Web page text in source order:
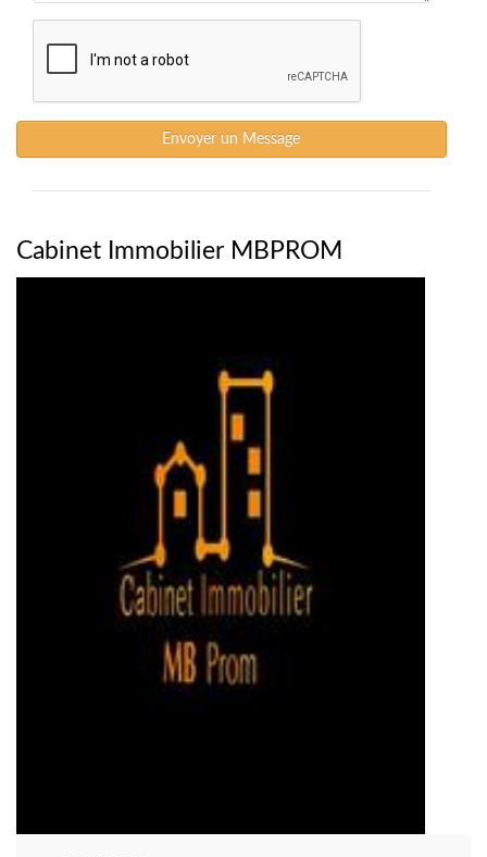
Envoyer un Message
Cabinet Immobilier MBPROM